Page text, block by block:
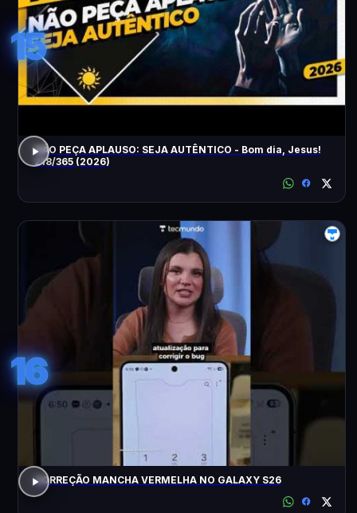
15
NÃO PEÇA APLAUSO: SEJA AUTÊNTICO - Bom dia, Jesus!
218/365 (2026)
16
CORREÇÃO MANCHA VERMELHA NO GALAXY S26